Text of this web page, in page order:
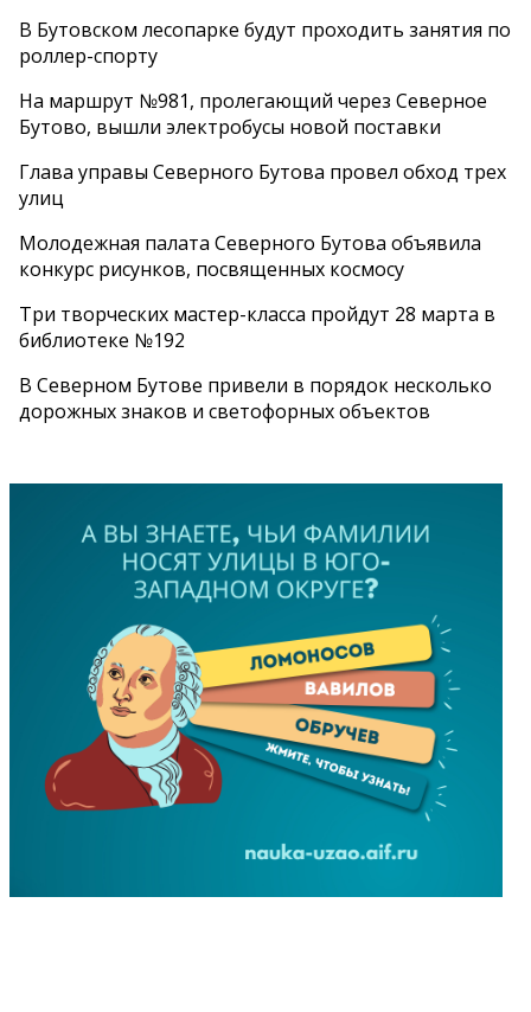
В Бутовском лесопарке будут проходить занятия по
роллер-спорту
На маршрут №981, пролегающий через Северное
Бутово, вышли электробусы новой поставки
Глава управы Северного Бутова провел обход трех
улиц
Молодежная палата Северного Бутова объявила
конкурс рисунков, посвященных космосу
Три творческих мастер-класса пройдут 28 марта в
библиотеке №192
В Северном Бутове привели в порядок несколько
дорожных знаков и светофорных объектов